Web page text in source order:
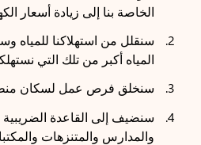
الخاصة بنا إلى زيادة أسعار
سنقلل من استهلاكنا للمياه
المياه أكبر من تلك التي
سنخلق فرص عمل لسكان
سنضيف إلى القاعدة
والمدارس والمتنزهات